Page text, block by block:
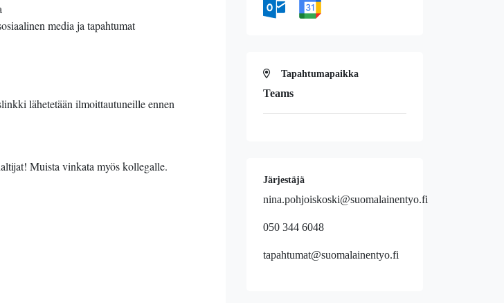
media ja tapahtumat
lähetetään ilmoittautuneille ennen
Muista vinkata myös kollegalle.
Tapahtumapaikka
Teams
Järjestäjä
nina.pohjoiskoski@suomalainentyo.fi
050 344 6048
tapahtumat@suomalainentyo.fi